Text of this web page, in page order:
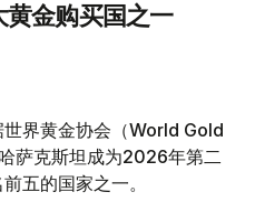
金购买国之一
世界黄金协会（World Gold
萨克斯坦成为2026年第二
五的国家之一。